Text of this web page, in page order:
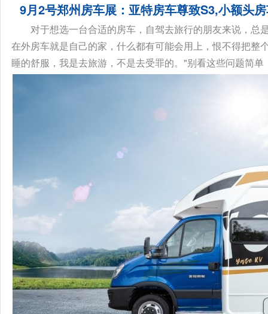
9月2号郑州房车展：亚特房车尊致S3,小额头
对于想选一台合适的房车，自驾去旅行的朋友来说，
在外房车就是自己的家，什么都有可能会用上，恨不得把
睡的舒服，我是去旅游，不是去受罪的。"别看这些问题简